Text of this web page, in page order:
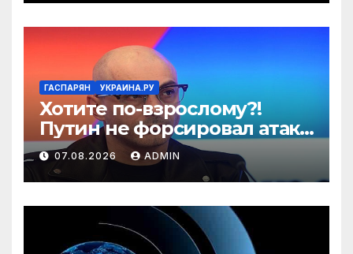
ГАСПАРЯН УКРАИНА.РУ
Хотите по-взрослому?!
Путин не форсировал атаки
энергетики Украины, а
теперь ждите зимы –
Гаспарян
07.08.2026 ADMIN